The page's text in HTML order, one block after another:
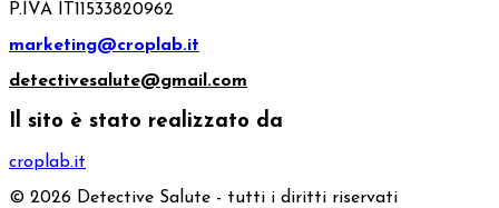
P.IVA IT11533820962
marketing@croplab.it
detectivesalute@gmail.com
Il sito è stato realizzato da
croplab.it
© 2026 Detective Salute - tutti i diritti riservati